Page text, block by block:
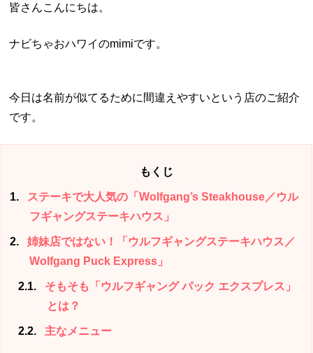
皆さんこんにちは。
ナビちゃおハワイのmimiです。
今日は名前が似てるために間違えやすいという店のご紹介
です。
もくじ
1
ステーキで大人気の「Wolfgang’s Steakhouse／ウル
フギャングステーキハウス」
2
姉妹店ではない！「ウルフギャングステーキハウス／
Wolfgang Puck Express」
2.1
そもそも「ウルフギャング パック エクスプレス」
とは？
2.2 主なメニュー